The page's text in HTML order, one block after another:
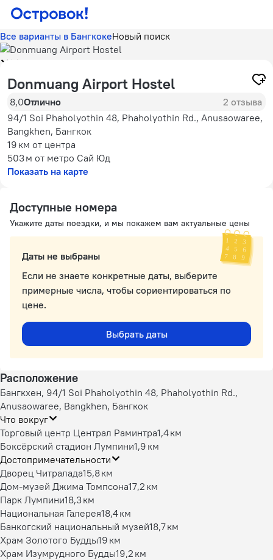
Все варианты в БангкокеНовый поиск
Donmuang Airport Hostel
8,0Отлично
2 отзыва
94/1 Soi Phaholyothin 48, Phaholyothin Rd., Anusaowaree,
Bangkhen, Бангкок
19 км от центра
503 м от метро Сай Юд
Показать на карте
Доступные номера
Укажите даты поездки, и мы покажем вам актуальные цены
Даты не выбраны
Если не знаете конкретные даты, выберите
примерные числа, чтобы сориентироваться по
цене.
Выбрать даты
Расположение
Бангкхен, 94/1 Soi Phaholyothin 48, Phaholyothin Rd.,
Anusaowaree, Bangkhen, Бангкок
Что вокруг
Торговый центр Централ Раминтра1,4 км
Боксёрский стадион Лумпини1,9 км
Достопримечательности
Дворец Читралада15,8 км
Дом-музей Джима Томпсона17,2 км
Парк Лумпини18,3 км
Национальная Галерея18,4 км
Банкогский национальный музей18,7 км
Храм Золотого Будды19 км
Храм Изумрудного Будды19,2 км